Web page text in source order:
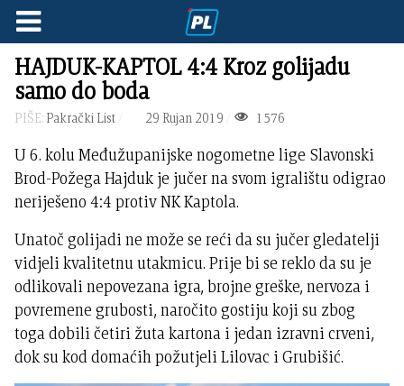
HAJDUK-KAPTOL 4:4 Kroz golijadu
samo do boda
PIŠE: Pakrački List 29 Rujan 2019 1576
U 6. kolu Međužupanijske nogometne lige Slavonski
Brod-Požega Hajduk je jučer na svom igralištu odigrao
neriješeno 4:4 protiv NK Kaptola.
Unatoč golijadi ne može se reći da su jučer gledatelji
vidjeli kvalitetnu utakmicu. Prije bi se reklo da su je
odlikovali nepovezana igra, brojne greške, nervoza i
povremene grubosti, naročito gostiju koji su zbog
toga dobili četiri žuta kartona i jedan izravni crveni,
dok su kod domaćih požutjeli Lilovac i Grubišić.